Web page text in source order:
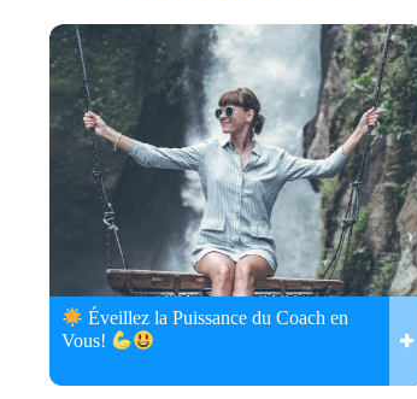
Éveillez la Puissance du Coach en
Vous!